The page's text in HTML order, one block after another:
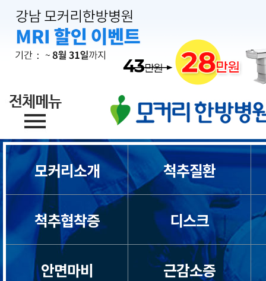
모커리소개 척추질환
척추협착증 디스크
안면마비 근감소증